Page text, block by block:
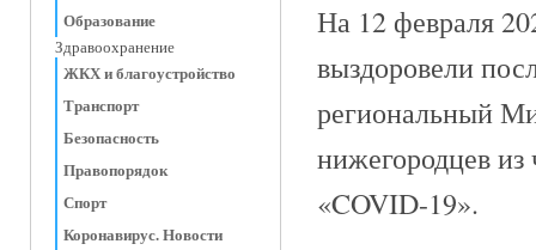
Образование
Здравоохранение
ЖКХ и благоустройство
Транспорт
Безопасность
Правопорядок
Спорт
Коронавирус. Новости
На 12 февраля
выздоровели
региональный
нижегородцев из
«COVID-19».